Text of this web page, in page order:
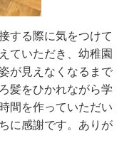
する際に気をつけて
ていただき、幼稚園
が見えなくなるまで
髪をひかれながら学
間を作っていただい
に感謝です。ありが